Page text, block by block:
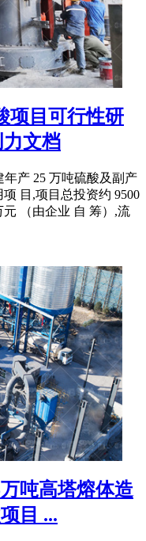
项目可行性研
力文档
产 25 万吨硫酸及副产
目,项目总投资约 9500
（由企业 自 筹）,流
吨高塔熔体造
目 ...